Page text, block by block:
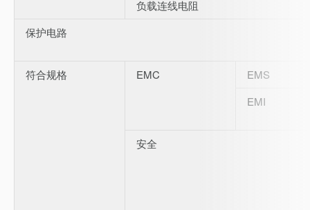
负载连线电阻
保护电路
符合规格 EMC
EMS
EMI
安全